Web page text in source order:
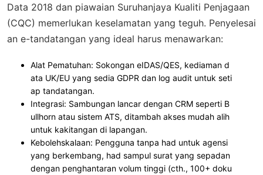
Data 2018 dan piawaian Suruhanjaya Kualiti Penjagaan
(CQC) memerlukan keselamatan yang teguh. Penyelesai
an e-tandatangan yang ideal harus menawarkan:
Alat Pematuhan: Sokongan eIDAS/QES, kediaman d
ata UK/EU yang sedia GDPR dan log audit untuk seti
ap tandatangan.
Integrasi: Sambungan lancar dengan CRM seperti B
ullhorn atau sistem ATS, ditambah akses mudah alih
untuk kakitangan di lapangan.
Kebolehskalaan: Pengguna tanpa had untuk agensi
yang berkembang, had sampul surat yang sepadan
dengan penghantaran volum tinggi (cth., 100+ doku